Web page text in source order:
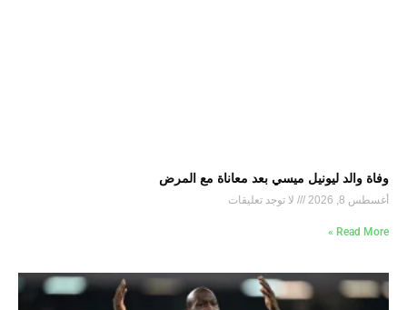
وفاة والد ليونيل ميسي بعد معاناة مع المرض
أغسطس 8, 2026 لا توجد تعليقات
Read More »